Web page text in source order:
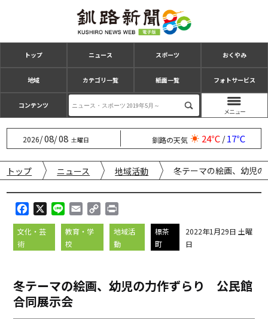
トップ ニュース スポーツ おくやみ
地域 カテゴリ一覧 紙面一覧 フォトサービス
コンテンツ
2026/08/08 土曜日 釧路の天気 24℃/17℃
トップ ニュース 地域活動 冬テーマの絵画、幼児
a
c
e
o
k
i
n
e
m
a
i
o
y
n
r
i
n
文化・芸
術
教育・学
校
地域活
動
標茶
町
2022年1月29日 土曜
日
冬テーマの絵画、幼児の力作ずらり 公民館
合同展示会